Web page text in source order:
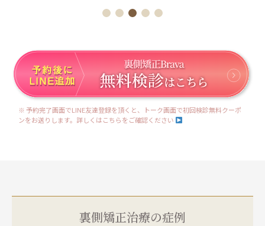
※ 予約完了画面でLINE友達登録を頂くと、トーク画面で初回検診無料クーポ
ンをお送りします。詳しくはこちらをご確認ください
裏側矯正治療の症例